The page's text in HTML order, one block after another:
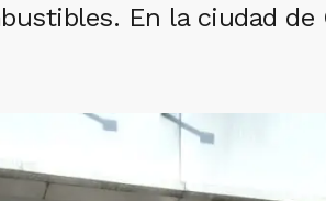
En la ciudad